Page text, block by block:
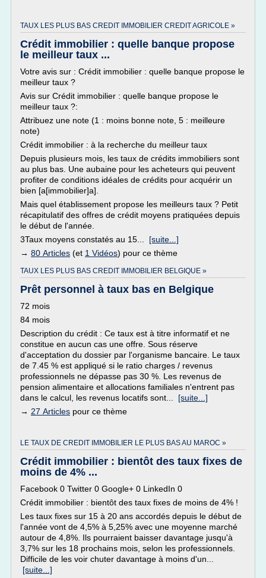
TAUX LES PLUS BAS CREDIT IMMOBILIER CREDIT AGRICOLE »
Crédit immobilier : quelle banque propose
le meilleur taux ...
Votre avis sur : Crédit immobilier : quelle banque propose le
meilleur taux ?
Avis sur Crédit immobilier : quelle banque propose le
meilleur taux ?:
Attribuez une note (1 : moins bonne note, 5 : meilleure
note)
Crédit immobilier : à la recherche du meilleur taux
Depuis plusieurs mois, les taux de crédits immobiliers sont
au plus bas. Une aubaine pour les acheteurs qui peuvent
profiter de conditions idéales de crédits pour acquérir un
bien [a[immobilier]a].
Mais quel établissement propose les meilleurs taux ? Petit
récapitulatif des offres de crédit moyens pratiquées depuis
le début de l'année.
3Taux moyens constatés au 15... [suite...]
→ 80 Articles (et 1 Vidéos) pour ce thème
TAUX LES PLUS BAS CREDIT IMMOBILIER BELGIQUE »
Prêt personnel à taux bas en Belgique
72 mois
84 mois
Description du crédit : Ce taux est à titre informatif et ne
constitue en aucun cas une offre. Sous réserve
d'acceptation du dossier par l'organisme bancaire. Le taux
de 7.45 % est appliqué si le ratio charges / revenus
professionnels ne dépasse pas 30 %. Les revenus de
pension alimentaire et allocations familiales n'entrent pas
dans le calcul, les revenus locatifs sont... [suite...]
→ 27 Articles pour ce thème
LE TAUX DE CREDIT IMMOBILIER LE PLUS BAS AU MAROC »
Crédit immobilier : bientôt des taux fixes de
moins de 4% ...
Facebook 0 Twitter 0 Google+ 0 LinkedIn 0
Crédit immobilier : bientôt des taux fixes de moins de 4% !
Les taux fixes sur 15 à 20 ans accordés depuis le début de
l'année vont de 4,5% à 5,25% avec une moyenne marché
autour de 4,8%. Ils pourraient baisser davantage jusqu'à
3,7% sur les 18 prochains mois, selon les professionnels.
Difficile de les voir chuter davantage à moins d'un...
[suite...]